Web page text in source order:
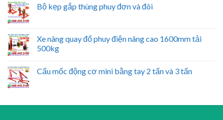
Bộ kẹp gắp thùng phuy đơn và đôi
Xe nâng quay đổ phuy điện nâng cao 1600mm tải
500kg
Cẩu mốc động cơ mini bằng tay 2 tấn và 3 tấn